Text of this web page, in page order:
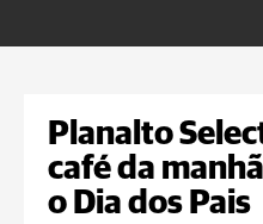
Planalto
café da
o Dia dos Pais